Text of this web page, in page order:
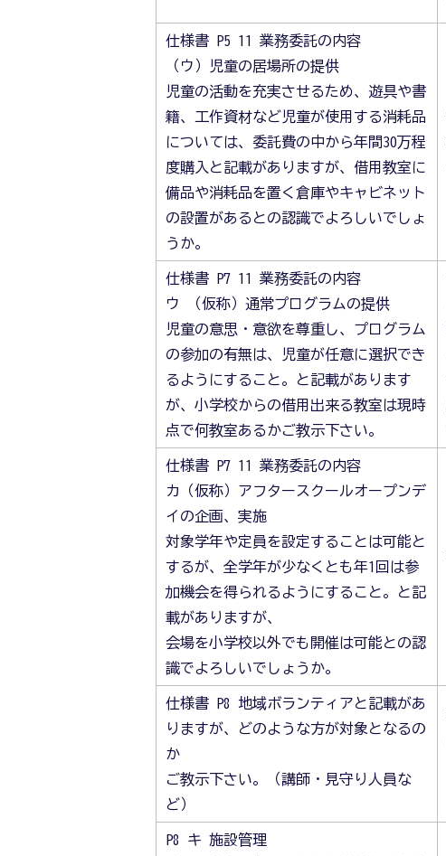
仕様書 P5 11 業務委託の内容
（ウ）児童の居場所の提供
児童の活動を充実させるため、遊具や書
籍、工作資材など児童が使用する消耗品
については、委託費の中から年間30万程
度購入と記載がありますが、借用教室に
備品や消耗品を置く倉庫やキャビネット
の設置があるとの認識でよろしいでしょ
うか。
仕様書 P7 11 業務委託の内容
ウ （仮称）通常プログラムの提供
児童の意思・意欲を尊重し、プログラム
の参加の有無は、児童が任意に選択でき
るようにすること。と記載があります
が、小学校からの借用出来る教室は現時
点で何教室あるかご教示下さい。
仕様書 P7 11 業務委託の内容
カ（仮称）アフタースクールオープンデ
イの企画、実施
対象学年や定員を設定することは可能と
するが、全学年が少なくとも年1回は参
加機会を得られるようにすること。と記
載がありますが、
会場を小学校以外でも開催は可能との認
識でよろしいでしょうか。
仕様書 P8 地域ボランティアと記載があ
りますが、どのような方が対象となるの
か
ご教示下さい。（講師・見守り人員な
ど）
P8 キ 施設管理